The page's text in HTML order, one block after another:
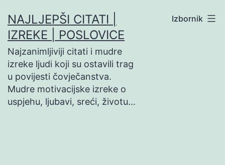
na
sadržaj
NAJLJEPŠI CITATI |
IZREKE | POSLOVICE
Najzanimljiviji citati i mudre
izreke ljudi koji su ostavili trag
u povijesti čovječanstva.
Mudre motivacijske izreke o
uspjehu, ljubavi, sreći, životu…
Izbornik